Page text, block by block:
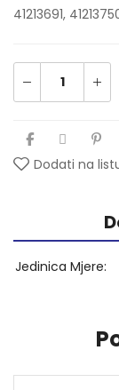
41213691,
Dodati na
Jedinica Mjere